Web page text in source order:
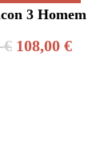
180,00 €.
3 Homem
€ O
108,00 €O